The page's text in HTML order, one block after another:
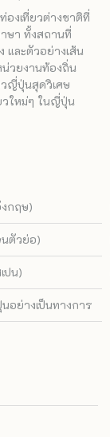
งเที่ยวต่างชาติที่
ษา ทั้งสถานที่
และตัวอย่างเส้น
น่วยงานท้องถิ่น
ญี่ปุ่นสุดวิเศษ
วใหม่ๆ ในญี่ปุ่น
กฤษ)
นตัวย่อ)
ปน)
ย่างเป็นทางการ